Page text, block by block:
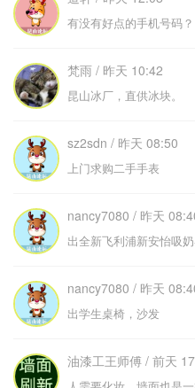
有没有好点的手机号码？
梵雨 / 昨天 10:42
昆山冰厂，直供冰块。
sz2sdn / 昨天 08:50
上门求购二手手表
nancy7080 / 昨天
出全新飞利浦新安怡吸
nancy7080 / 昨天
出学生桌椅，沙发
油漆工王师傅 / 前天